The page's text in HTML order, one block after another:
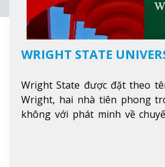
WRIGHT STATE
Wright State được đặt theo
Wright, hai nhà tiên phong
không với phát minh về